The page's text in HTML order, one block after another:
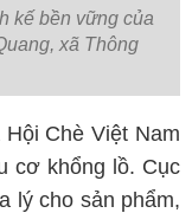
kế bền vững của
xã Thông
Chè Việt Nam
cơ khổng lồ. Cục
lý cho sản phẩm,